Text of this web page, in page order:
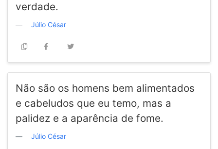
verdade.
Júlio César
Não são os homens bem alimentados
e cabeludos que eu temo, mas a
palidez e a aparência de fome.
Júlio César